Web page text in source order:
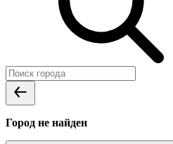
Город не найден